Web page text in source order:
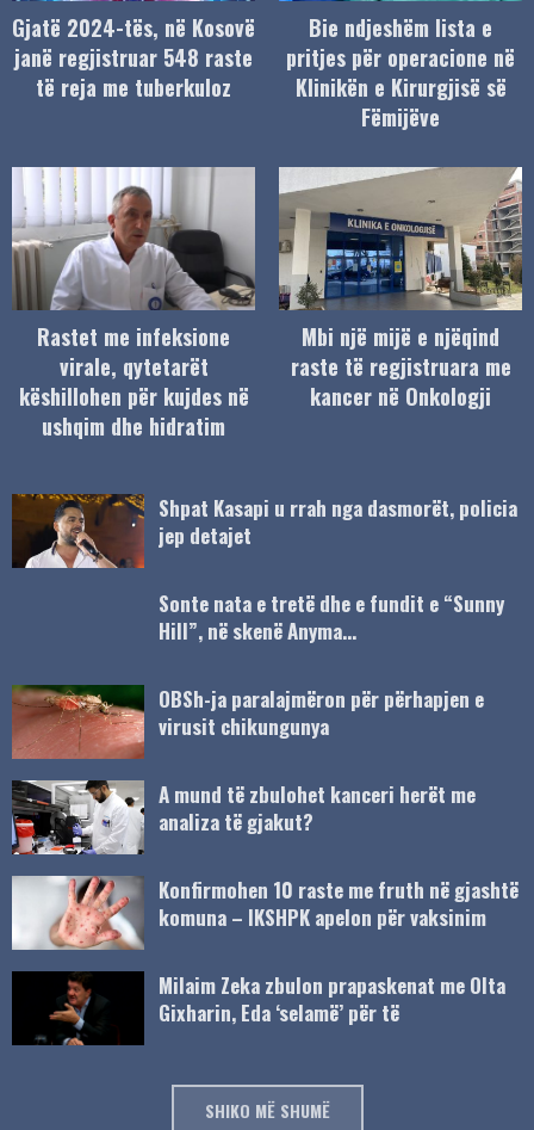
Gjatë 2024-tës, në Kosovë
janë regjistruar 548 raste
të reja me tuberkuloz
Bie ndjeshëm lista e
pritjes për operacione në
Klinikën e Kirurgjisë së
Fëmijëve
Rastet me infeksione
virale, qytetarët
këshillohen për kujdes në
ushqim dhe hidratim
Mbi një mijë e njëqind
raste të regjistruara me
kancer në Onkologji
Shpat Kasapi u rrah nga dasmorët, policia
jep detajet
Sonte nata e tretë dhe e fundit e “Sunny
Hill”, në skenë Anyma…
OBSh-ja paralajmëron për përhapjen e
virusit chikungunya
A mund të zbulohet kanceri herët me
analiza të gjakut?
Konfirmohen 10 raste me fruth në gjashtë
komuna – IKSHPK apelon për vaksinim
Milaim Zeka zbulon prapaskenat me Olta
Gixharin, Eda ‘selamë’ për të
SHIKO MË SHUMË